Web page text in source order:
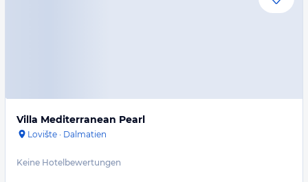
Villa Mediterranean Pearl
Lovište · Dalmatien
Keine Hotelbewertungen